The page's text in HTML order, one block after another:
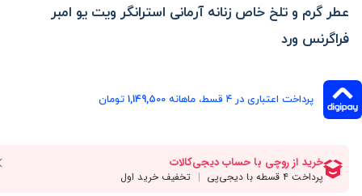
عطر گرم و تلخ خاص زنانه آرمانی استرانگر ویت یو امبر
فراگرنس ورد
پرداخت اعتباری در ۴ قسط، ماهانه 1,149,500 تومان